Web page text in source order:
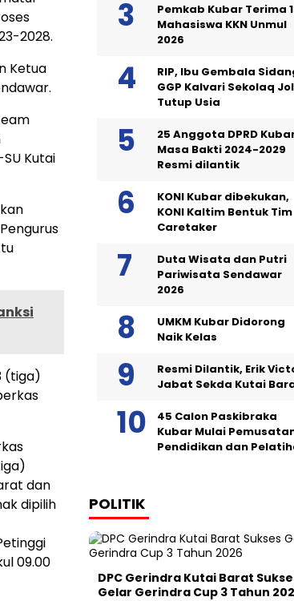
2028.
Ketua
Kutai
(tiga)
dan
dipilih
09.00
Pemkab Kubar Terima
Mahasiswa KKN Unmul
2026
RIP, Ibu Gembala
GGP Kalvari Sekolaq
Tutup Usia
25 Anggota DPRD
Masa Bakti 2024-2029
Resmi dilantik
KONI Kubar dibekukan,
KONI Kaltim Bentuk Tim
Caretaker
Duta Wisata dan Putri
Pariwisata Sendawar
2026
UMKM Kubar Didorong
Naik Kelas
Resmi Dilantik, Erik
Jabat Sekda Kutai
45 Calon Paskibraka
Kubar Mulai
Pendidikan dan
POLITIK
DPC Gerindra Kutai Barat
Gelar Gerindra Cup 3 Tahun